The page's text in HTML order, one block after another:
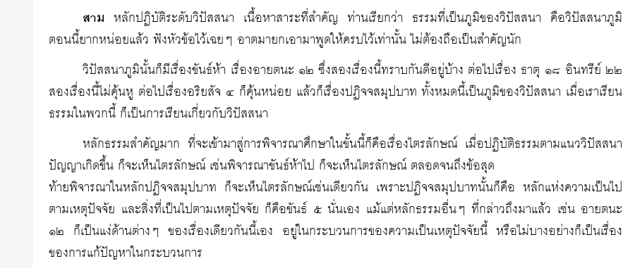
สาม หลักปฏิบัติระดับวิปัสสนา เนื้อหาสาระที่สำคัญ ท่านเรียกว่า ธรรมที่เป็นภูมิของวิปัสสนา คือวิปัสสนาภูมิ
ตอนนี้ยากหน่อยแล้ว ฟังหัวข้อไว้เฉยๆ อาตมายกเอามาพูดให้ครบไว้เท่านั้น ไม่ต้องถือเป็นสำคัญนัก
วิปัสสนาภูมินั้นก็มีเรื่องขันธ์ห้า เรื่องอายตนะ ๑๒ ซึ่งสองเรื่องนี้ทราบกันดีอยู่บ้าง ต่อไปเรื่อง ธาตุ ๑๘ อินทรีย์ ๒๒
สองเรื่องนี้ไม่คุ้นหู ต่อไปเรื่องอริยสัจ ๔ ก็คุ้นหน่อย แล้วก็เรื่องปฏิจจสมุปบาท ทั้งหมดนี้เป็นภูมิของวิปัสสนา เมื่อเราเรียน
ธรรมในพวกนี้ ก็เป็นการเรียนเกี่ยวกับวิปัสสนา
หลักธรรมสำคัญมาก ที่จะเข้ามาสู่การพิจารณาศึกษาในขั้นนี้ก็คือเรื่องไตรลักษณ์ เมื่อปฏิบัติธรรมตามแนววิปัสสนา
ปัญญาเกิดขึ้น ก็จะเห็นไตรลักษณ์ เช่นพิจารณาขันธ์ห้าไป ก็จะเห็นไตรลักษณ์ ตลอดจนถึงข้อสุด
ท้ายพิจารณาในหลักปฏิจจสมุปบาท ก็จะเห็นไตรลักษณ์เช่นเดียวกัน เพราะปฏิจจสมุปบาทนั้นก็คือ หลักแห่งความเป็นไป
ตามเหตุปัจจัย และสิ่งที่เป็นไปตามเหตุปัจจัย ก็คือขันธ์ ๕ นั่นเอง แม้แต่หลักธรรมอื่นๆ ที่กล่าวถึงมาแล้ว เช่น อายตนะ
๑๒ ก็เป็นแง่ด้านต่างๆ ของเรื่องเดียวกันนี้เอง อยู่ในกระบวนการของความเป็นเหตุปัจจัยนี้ หรือไม่บางอย่างก็เป็นเรื่อง
ของการแก้ปัญหาในกระบวนการ